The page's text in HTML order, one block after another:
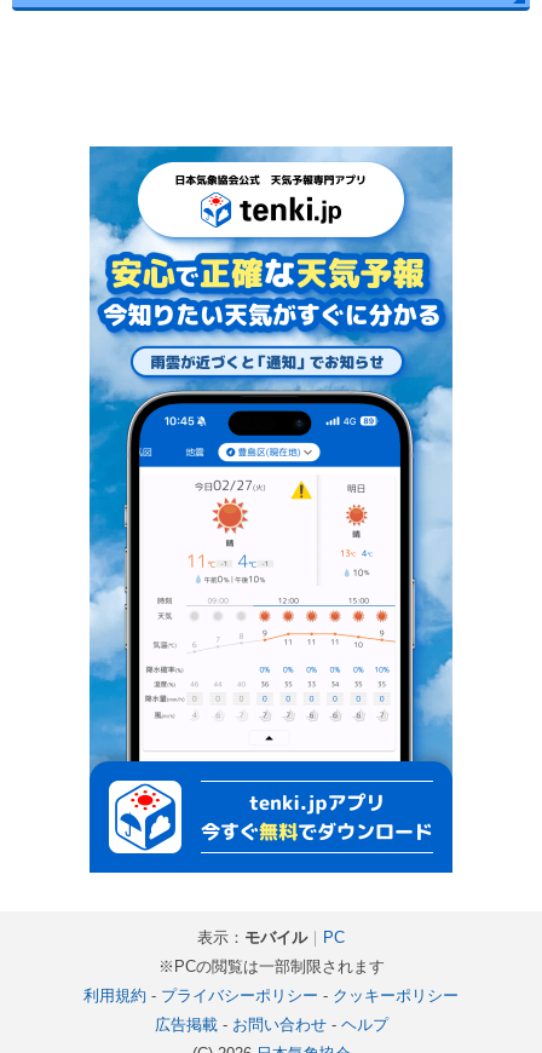
表示： モバイル｜
PC
※PCの閲覧は一部制限されます
利用規約 - プライバシーポリシー - クッキーポリシー
広告掲載- お問い合わせ- ヘルプ